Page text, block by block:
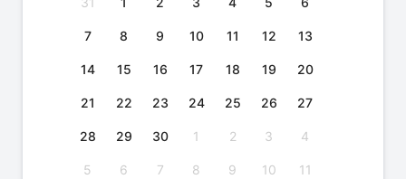
7 8 9 10 11 12 13
14 15 16 17 18 19 20
21 22 23 24 25 26 27
28 29 30 1 2 3 4
5 6 7 8 9 10 11